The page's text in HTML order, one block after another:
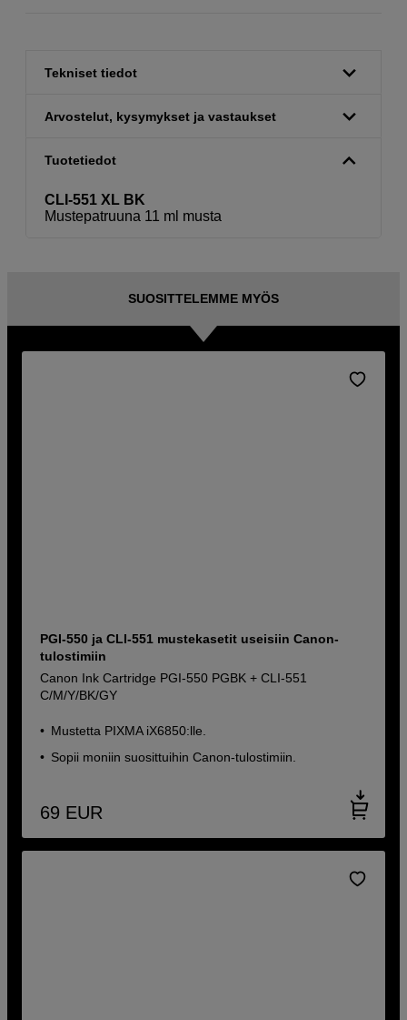
Tekniset tiedot
Arvostelut, kysymykset ja vastaukset
Tuotetiedot
CLI-551 XL BK
Mustepatruuna 11 ml musta
SUOSITTELEMME MYÖS
PGI-550 ja CLI-551 mustekasetit useisiin Canon-
tulostimiin
Canon Ink Cartridge PGI-550 PGBK + CLI-551
C/M/Y/BK/GY
Mustetta PIXMA iX6850:lle.
Sopii moniin suosittuihin Canon-tulostimiin.
69 EUR